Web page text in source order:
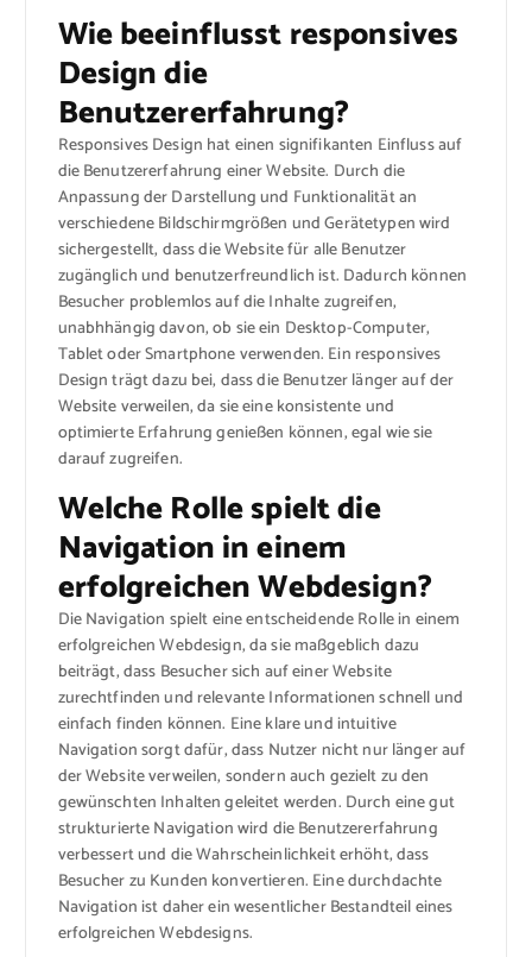
Wie beeinflusst responsives
Design die
Benutzererfahrung?
Responsives Design hat einen signifikanten Einfluss auf
die Benutzererfahrung einer Website. Durch die
Anpassung der Darstellung und Funktionalität an
verschiedene Bildschirmgrößen und Gerätetypen wird
sichergestellt, dass die Website für alle Benutzer
zugänglich und benutzerfreundlich ist. Dadurch können
Besucher problemlos auf die Inhalte zugreifen,
unabhhängig davon, ob sie ein Desktop-Computer,
Tablet oder Smartphone verwenden. Ein responsives
Design trägt dazu bei, dass die Benutzer länger auf der
Website verweilen, da sie eine konsistente und
optimierte Erfahrung genießen können, egal wie sie
darauf zugreifen.
Welche Rolle spielt die
Navigation in einem
erfolgreichen Webdesign?
Die Navigation spielt eine entscheidende Rolle in einem
erfolgreichen Webdesign, da sie maßgeblich dazu
beiträgt, dass Besucher sich auf einer Website
zurechtfinden und relevante Informationen schnell und
einfach finden können. Eine klare und intuitive
Navigation sorgt dafür, dass Nutzer nicht nur länger auf
der Website verweilen, sondern auch gezielt zu den
gewünschten Inhalten geleitet werden. Durch eine gut
strukturierte Navigation wird die Benutzererfahrung
verbessert und die Wahrscheinlichkeit erhöht, dass
Besucher zu Kunden konvertieren. Eine durchdachte
Navigation ist daher ein wesentlicher Bestandteil eines
erfolgreichen Webdesigns.